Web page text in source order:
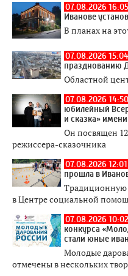
07.08.2026 16:05
Иванове
В планах на
07.08.2026 15:04
празднованию
Областной
07.08.2026 14:50
юбилейный
и сказка»
Он посвящен
режиссера-сказочника
07.08.2026 12:01
прошла в
Традиционную
в Центре социальной
07.08.2026 10:02
конкурса
стали юные
Молодые
отмечены в нескольких